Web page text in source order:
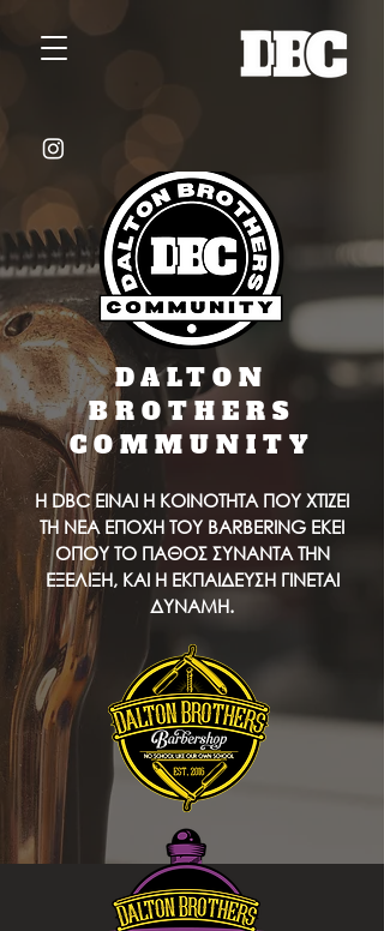
DALTON
BROTHERS
COMMUNITY
Η DBC ΕΙΝΑΙ Η ΚΟΙΝΟΤΗΤΑ ΠΟΥ ΧΤΙΖΕΙ
ΤΗ ΝΕΑ ΕΠΟΧΗ ΤΟΥ BARBERING ΕΚΕΙ
ΟΠΟΥ ΤΟ ΠΑΘΟΣ ΣΥΝΑΝΤΑ ΤΗΝ
ΕΞΕΛΙΞΗ, ΚΑΙ Η ΕΚΠΑΙΔΕΥΣΗ ΓΙΝΕΤΑΙ
ΔΥΝΑΜΗ.